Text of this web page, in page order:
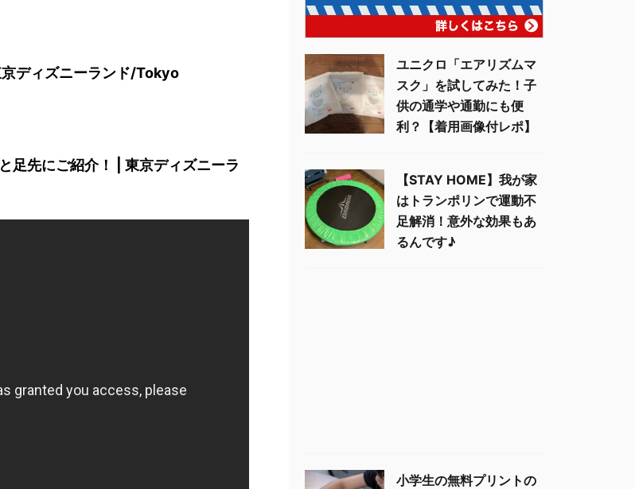
ディズニーランド/Tokyo
先にご紹介！ | 東京ディズニーラ
ユニクロ「エアリズムマ
スク」を試してみた！子
供の通学や通勤にも便
利？【着用画像付レポ】
【STAY HOME】我が家
はトランポリンで運動不
足解消！意外な効果もあ
るんです♪
小学生の無料プリントの